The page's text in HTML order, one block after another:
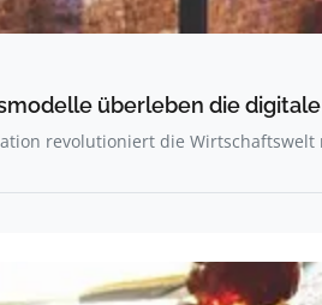
überleben die
revolutioniert die